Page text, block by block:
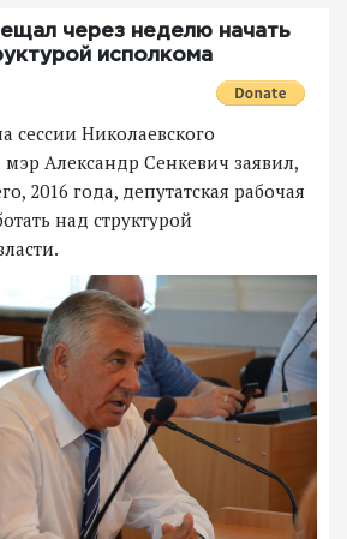
через неделю начать
исполкома
сессии Николаевского
мэр Александр Сенкевич заявил,
2016 года, депутатская рабочая
над структурой